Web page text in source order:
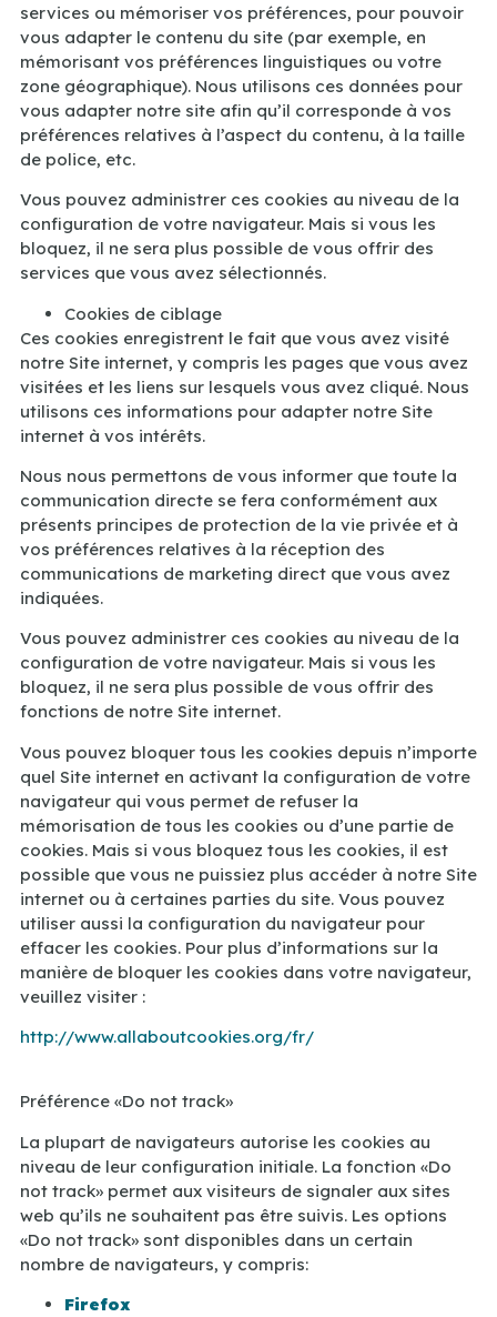
services ou mémoriser vos préférences, pour pouvoir
vous adapter le contenu du site (par exemple, en
mémorisant vos préférences linguistiques ou votre
zone géographique). Nous utilisons ces données pour
vous adapter notre site afin qu’il corresponde à vos
préférences relatives à l’aspect du contenu, à la taille
de police, etc.
Vous pouvez administrer ces cookies au niveau de la
configuration de votre navigateur. Mais si vous les
bloquez, il ne sera plus possible de vous offrir des
services que vous avez sélectionnés.
Cookies de ciblage
Ces cookies enregistrent le fait que vous avez visité
notre Site internet, y compris les pages que vous avez
visitées et les liens sur lesquels vous avez cliqué. Nous
utilisons ces informations pour adapter notre Site
internet à vos intérêts.
Nous nous permettons de vous informer que toute la
communication directe se fera conformément aux
présents principes de protection de la vie privée et à
vos préférences relatives à la réception des
communications de marketing direct que vous avez
indiquées.
Vous pouvez administrer ces cookies au niveau de la
configuration de votre navigateur. Mais si vous les
bloquez, il ne sera plus possible de vous offrir des
fonctions de notre Site internet.
Vous pouvez bloquer tous les cookies depuis n’importe
quel Site internet en activant la configuration de votre
navigateur qui vous permet de refuser la
mémorisation de tous les cookies ou d’une partie de
cookies. Mais si vous bloquez tous les cookies, il est
possible que vous ne puissiez plus accéder à notre Site
internet ou à certaines parties du site. Vous pouvez
utiliser aussi la configuration du navigateur pour
effacer les cookies. Pour plus d’informations sur la
manière de bloquer les cookies dans votre navigateur,
veuillez visiter :
http://www.allaboutcookies.org/fr/
Préférence «Do not track»
La plupart de navigateurs autorise les cookies au
niveau de leur configuration initiale. La fonction «Do
not track» permet aux visiteurs de signaler aux sites
web qu’ils ne souhaitent pas être suivis. Les options
«Do not track» sont disponibles dans un certain
nombre de navigateurs, y compris:
Firefox